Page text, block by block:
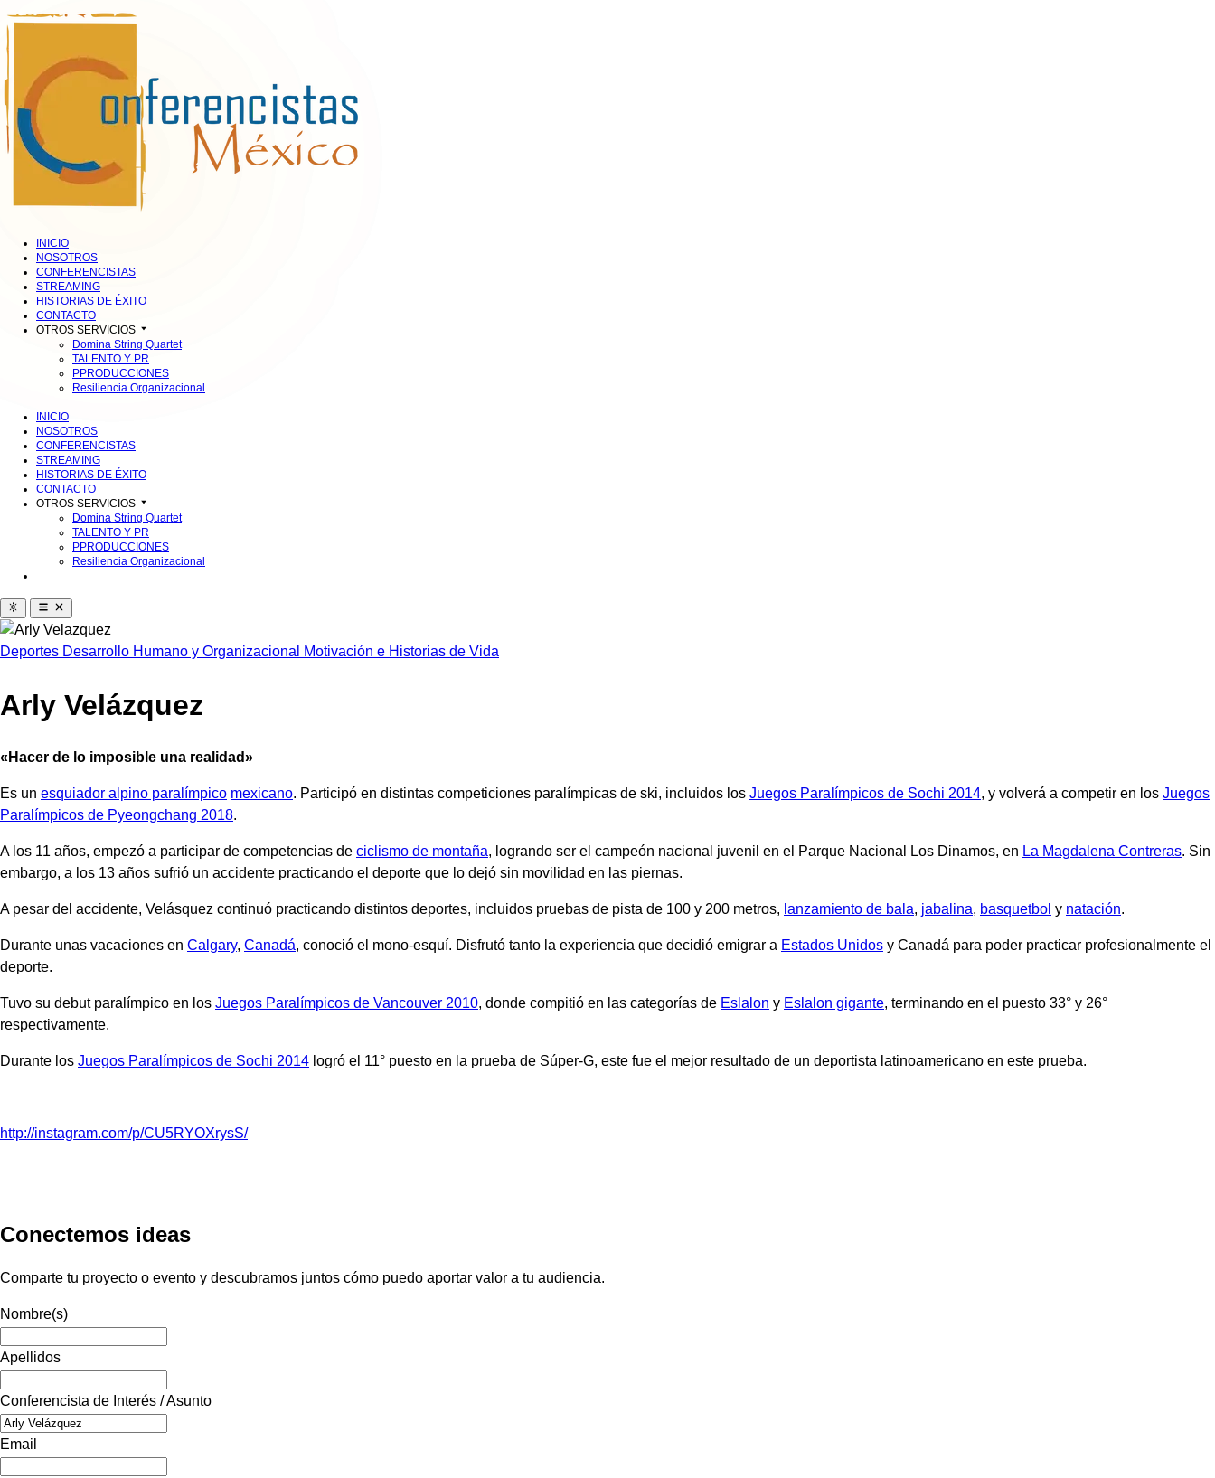
INICIO
NOSOTROS
CONFERENCISTAS
STREAMING
HISTORIAS DE ÉXITO
CONTACTO
OTROS SERVICIOS
Domina String Quartet
TALENTO Y PR
PPRODUCCIONES
Resiliencia Organizacional
INICIO
NOSOTROS
CONFERENCISTAS
STREAMING
HISTORIAS DE ÉXITO
CONTACTO
OTROS SERVICIOS
Domina String Quartet
TALENTO Y PR
PPRODUCCIONES
Resiliencia Organizacional
Deportes Desarrollo Humano y Organizacional Motivación e Historias de Vida
Arly Velázquez
«Hacer de lo imposible una realidad»
Es un esquiador alpino paralímpico mexicano. Participó en distintas competiciones paralímpicas de ski, incluidos los Juegos Paralímpicos de Sochi 2014, y volverá a competir en los Juegos
Paralímpicos de Pyeongchang 2018.
A los 11 años, empezó a participar de competencias de ciclismo de montaña, logrando ser el campeón nacional juvenil en el Parque Nacional Los Dinamos, en La Magdalena Contreras. Sin
embargo, a los 13 años sufrió un accidente practicando el deporte que lo dejó sin movilidad en las piernas.
A pesar del accidente, Velásquez continuó practicando distintos deportes, incluidos pruebas de pista de 100 y 200 metros, lanzamiento de bala, jabalina, basquetbol y natación.
Durante unas vacaciones en Calgary, Canadá, conoció el mono-esquí. Disfrutó tanto la experiencia que decidió emigrar a Estados Unidos y Canadá para poder practicar profesionalmente el
deporte.
Tuvo su debut paralímpico en los Juegos Paralímpicos de Vancouver 2010, donde compitió en las categorías de Eslalon y Eslalon gigante, terminando en el puesto 33° y 26°
respectivamente.
Durante los Juegos Paralímpicos de Sochi 2014 logró el 11° puesto en la prueba de Súper-G, este fue el mejor resultado de un deportista latinoamericano en este prueba.
http://instagram.com/p/CU5RYOXrysS/
Conectemos ideas
Comparte tu proyecto o evento y descubramos juntos cómo puedo aportar valor a tu audiencia.
Nombre(s)
Apellidos
Conferencista de Interés / Asunto
Email